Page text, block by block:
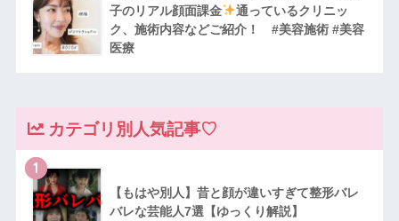
子のリアル顔面課金
通っているクリニッ
ク、施術内容などご紹介！ #美容施術 #美容
医療
カテゴリ別人気記事♡
1
【もはや別人】昔と顔が違いすぎて整形バレ
バレな芸能人7選【ゆっくり解説】